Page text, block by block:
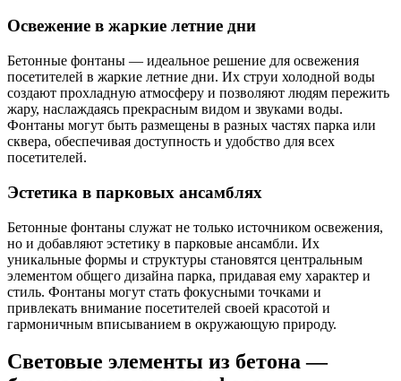
Освежение в жаркие летние дни
Бетонные фонтаны — идеальное решение для освежения
посетителей в жаркие летние дни. Их струи холодной воды
создают прохладную атмосферу и позволяют людям пережить
жару, наслаждаясь прекрасным видом и звуками воды.
Фонтаны могут быть размещены в разных частях парка или
сквера, обеспечивая доступность и удобство для всех
посетителей.
Эстетика в парковых ансамблях
Бетонные фонтаны служат не только источником освежения,
но и добавляют эстетику в парковые ансамбли. Их
уникальные формы и структуры становятся центральным
элементом общего дизайна парка, придавая ему характер и
стиль. Фонтаны могут стать фокусными точками и
привлекать внимание посетителей своей красотой и
гармоничным вписыванием в окружающую природу.
Световые элементы из бетона —